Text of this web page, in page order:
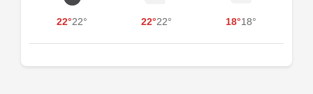
22°22° 22°22° 18°18°